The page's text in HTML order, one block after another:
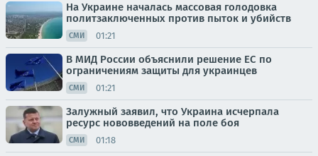
На Украине началась массовая голодовка
политзаключенных против пыток и убийств
СМИ 01:21
В МИД России объяснили решение ЕС по
ограничениям защиты для украинцев
СМИ 01:21
Залужный заявил, что Украина исчерпала
ресурс нововведений на поле боя
СМИ 01:18